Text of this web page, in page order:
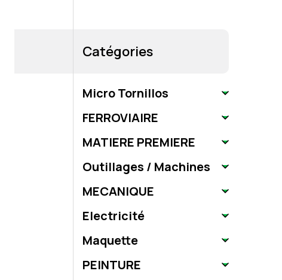
Catégories
Micro Tornillos
FERROVIAIRE
MATIERE PREMIERE
Outillages / Machines
MECANIQUE
Electricité
Maquette
PEINTURE